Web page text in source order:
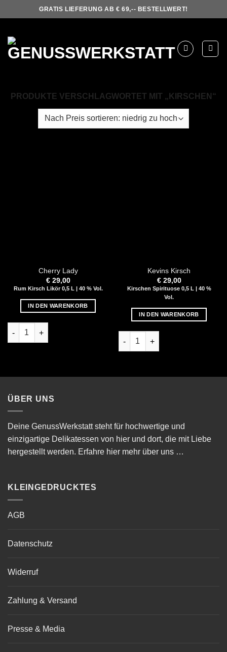
to
GRATIS LIEFERUNG AB € 69,-- BESTELLWERT!
PRODUKTE VERSCHLAGWORTET MIT „KIRSCHEN“
Cherry Lady
€29,00
Rum Kirsch Likör 0,5 L | 40 % Vol.
IN DEN WARENKORB
Cherry Lady Menge
Kevins Kirsch
€29,00
Kirschen Spirituose 0,5 L | 40 %
Vol.
IN DEN WARENKORB
Kevins Kirsch Menge
ÜBER UNS
Deine GenussWerkstatt steht für hochwertige und
einzigartige Delikatessen von hier und dort, die mit Liebe
hergestellt werden. Erfahre hier mehr über uns …
KLEINGEDRUCKTES
AGB
Datenschutz
Widerruf
Zahlung & Versand
Presse & Media